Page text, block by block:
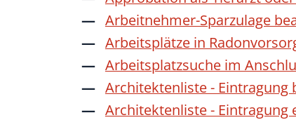
Arbeitnehmer-Sparzulage
Arbeitsplätze in
Arbeitsplatzsuche im
Architektenliste - Eintragung
Architektenliste - Eintragung